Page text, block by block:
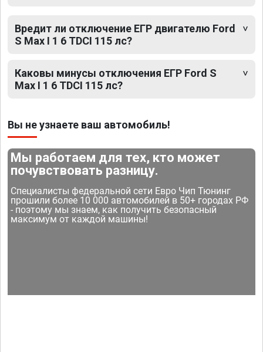
Вредит ли отключение ЕГР двигателю Ford
S Max I 1 6 TDCI 115 лс?
Каковы минусы отключения ЕГР Ford S
Max I 1 6 TDCI 115 лс?
Вы не узнаете ваш автомобиль!
Мы работаем для тех, кто может
почувствовать разницу.
Специалисты федеральной сети Евро Чип Тюнинг
прошили более 10 000 автомобилей в 50+ городах РФ
- поэтому мы знаем, как получить безопасный
максимум от каждой машины!